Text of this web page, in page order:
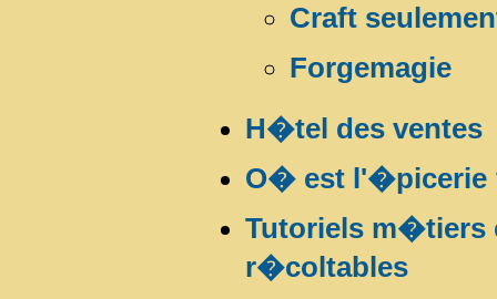
Craft
Forgemagie
H�tel des ventes
O� est l'�picerie
Tutoriels m�tiers
r�coltables